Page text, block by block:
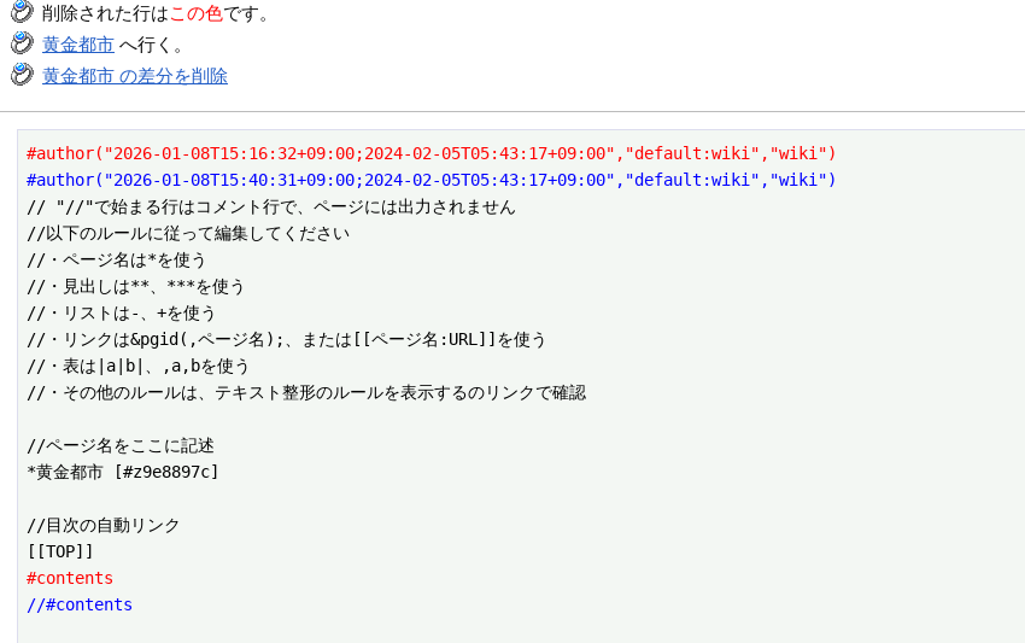
削除された行はこの色です。
黄金都市 へ行く。
黄金都市 の差分を削除
#author("2026-01-08T15:16:32+09:00;2024-02-05T05:43:17+09:00","default:wiki","wiki")
#author("2026-01-08T15:40:31+09:00;2024-02-05T05:43:17+09:00","default:wiki","wiki")
// "//"で始まる行はコメント行で、ページには出力されません
//以下のルールに従って編集してください
//・ページ名は*を使う
//・見出しは**、***を使う
//・リストは-、+を使う
//・リンクは&pgid(,ページ名);、または[[ページ名:URL]]を使う
//・表は|a|b|、,a,bを使う
//・その他のルールは、テキスト整形のルールを表示するのリンクで確認
//ページ名をここに記述
*黄金都市 [#z9e8897c]
//目次の自動リンク
#contents
//#contents